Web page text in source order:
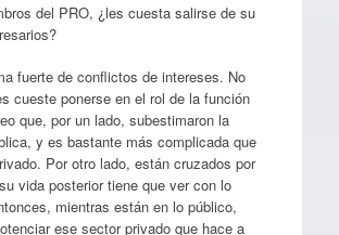
del PRO, ¿les cuesta salirse de su
fuerte de conflictos de intereses. No
cueste ponerse en el rol de la función
que, por un lado, subestimaron la
y es bastante más complicada que
Por otro lado, están cruzados por
vida posterior tiene que ver con lo
mientras están en lo público,
ese sector privado que hace a